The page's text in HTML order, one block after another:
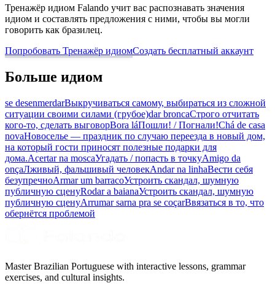
Тренажёр идиом Falando учит вас распознавать значения
идиом и составлять предложения с ними, чтобы вы могли
говорить как бразилец.
Попробовать Тренажёр идиомСоздать бесплатный аккаунт
Больше идиом
se desenmerdarВыкручиваться самому, выбираться из сложной
ситуации своими силами (грубое)dar broncaСтрого отчитать
кого-то, сделать выговорBora láПошли! / Погнали!Chá de casa
novaНовоселье — праздник по случаю переезда в новый дом,
на который гости приносят полезные подарки для
дома.Acertar na moscaУгадать / попасть в точкуAmigo da
onçaЛживый, фальшивый человекAndar na linhaВести себя
безупречноArmar um barracoУстроить скандал, шумную
публичную сценуRodar a baianaУстроить скандал, шумную
публичную сценуArrumar sarna pra se coçarВвязаться в то, что
обернётся проблемой
Master Brazilian Portuguese with interactive lessons, grammar
exercises, and cultural insights.